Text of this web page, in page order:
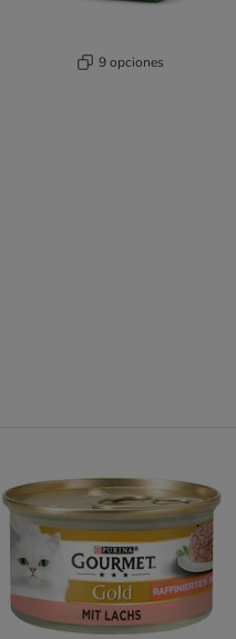
9 opciones